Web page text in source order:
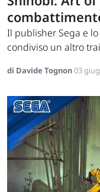
Il publisher Sega e
condiviso un altro
di Davide Tognon03